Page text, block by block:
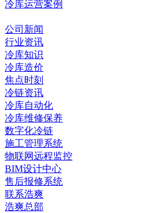
冷库运营案例
公司新闻
行业资讯
冷库知识
冷库造价
焦点时刻
冷链资讯
冷库自动化
冷库维修保养
数字化冷链
施工管理系统
物联网远程监控
BIM设计中心
售后报修系统
联系浩爽
浩爽总部